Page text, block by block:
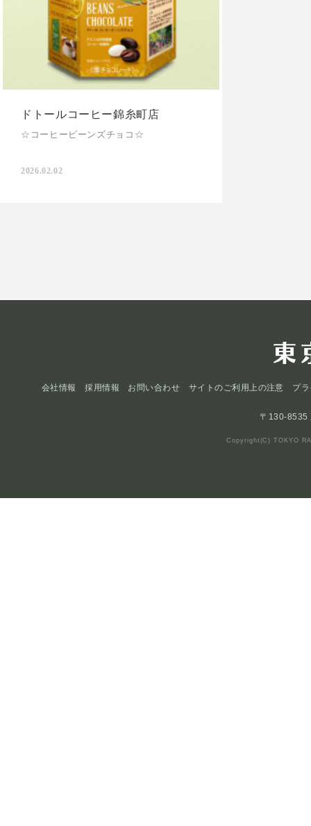
ドトールコーヒー錦糸町店
☆コーヒービーンズチョコ☆
2026.02.02
会社情報 採用情報 お問い合わせ サイトのご利用上の注意 プ
〒130-8535
Copyright(C) TOKYO